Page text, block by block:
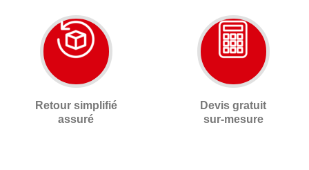
Retour simplifié
assuré
Devis gratuit
sur-mesure